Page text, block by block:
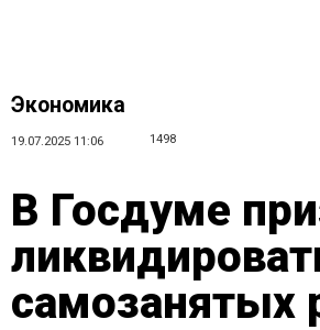
Экономика
19.07.2025 11:06 1498
В Госдуме
самозанятых